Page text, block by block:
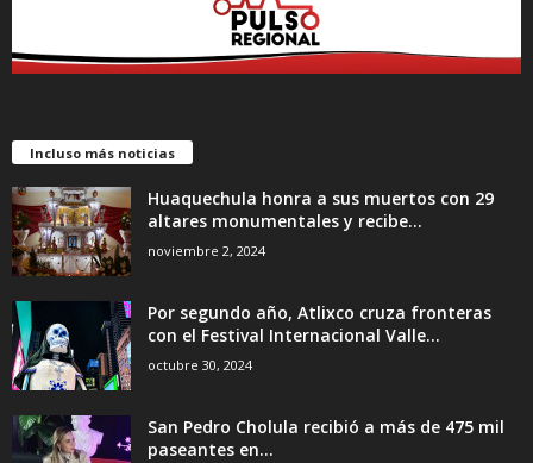
Incluso más noticias
Huaquechula honra a sus muertos con 29
altares monumentales y recibe...
noviembre 2, 2024
Por segundo año, Atlixco cruza fronteras
con el Festival Internacional Valle...
octubre 30, 2024
San Pedro Cholula recibió a más de 475 mil
paseantes en...